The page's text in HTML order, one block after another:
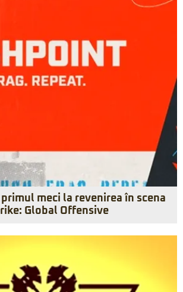
meci la revenirea în scena
Global Offensive